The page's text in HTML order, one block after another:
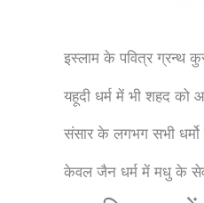
इस्लाम के पवित्र ग्रन्थ
यहूदी धर्म में भी शहद को
संसार के लगभग सभी
केवल जैन धर्म में मधु के